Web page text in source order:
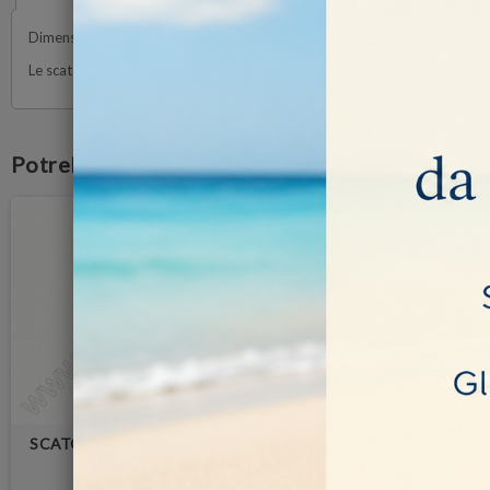
Dimensioni Box: 25.5x20x7 cm con scatoline in Plastica da 3x3cm
Le scatoline sono rimovibili ed inserite in una spugna resistente che le
Potrebbe anche piacerti
SCATOLINA NERA PORTA